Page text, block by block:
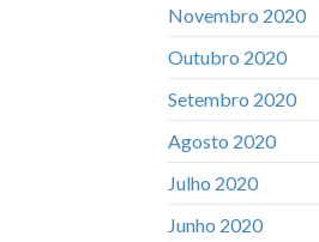
Novembro 2020
Outubro 2020
Setembro 2020
Agosto 2020
Julho 2020
Junho 2020